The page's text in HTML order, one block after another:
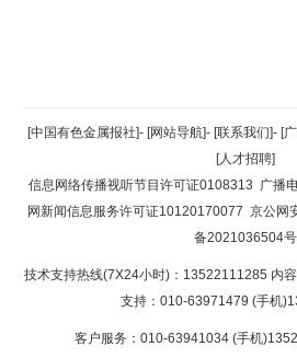
返回顶部
返回首页
[中国有色金属报社]- [网站导航]- [联系我们]- [
[人才招聘]
信息网络传播视听节目许可证0108313 广播
网新闻信息服务许可证10120170077 京公网
备2021036504号
技术支持热线(7X24小时)：13522111285 内
支持：010-63971479 (手机
客户服务：010-63941034 (手机